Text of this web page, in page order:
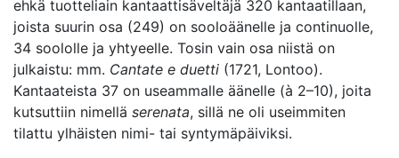
ehkä tuotteliain kantaattisäveltäjä 320 kantaatillaan,
joista suurin osa (249) on sooloäänelle ja continuolle,
34 soololle ja yhtyeelle. Tosin vain osa niistä on
julkaistu: mm. Cantate e duetti (1721, Lontoo).
Kantaateista 37 on useammalle äänelle (à 2–10), joita
kutsuttiin nimellä serenata, sillä ne oli useimmiten
tilattu ylhäisten nimi- tai syntymäpäiviksi.